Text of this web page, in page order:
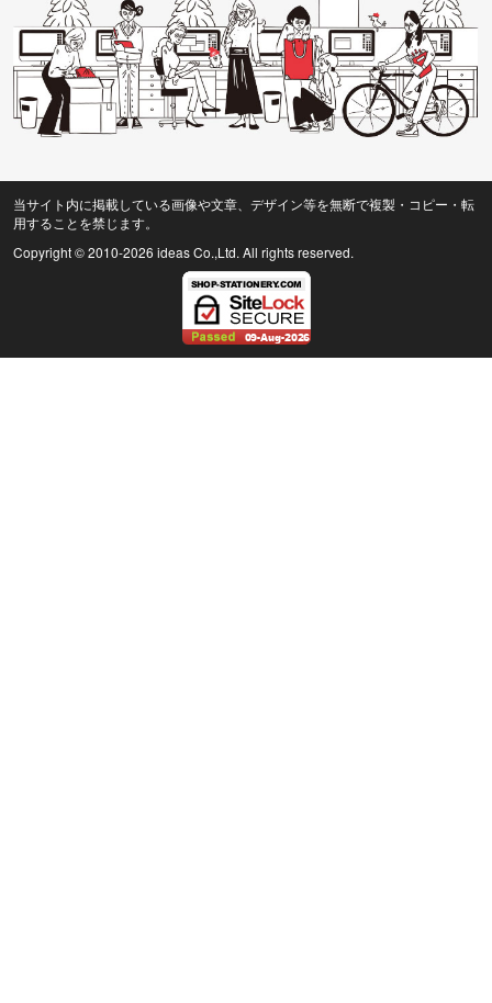
当サイト内に掲載している画像や文章、デザイン等を無断で複製・コピー・転
用することを禁じます。
Copyright © 2010-2026 ideas Co.,Ltd. All rights reserved.